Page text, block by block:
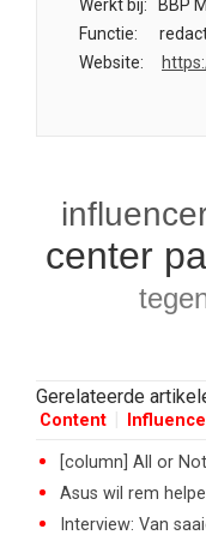
Werkt bij:
BBP
Functie:
Website:
center
Gerelateerde
Content
[column] All or
Asus wil rem
Interview: Van